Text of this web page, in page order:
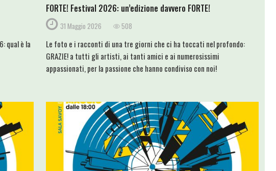
qual è la
FORTE! Festival 2026: un’edizione davvero FORTE!
31 Maggio 2026 508
Le foto e i racconti di una tre giorni che ci ha toccati nel profondo:
GRAZIE! a tutti gli artisti, ai tanti amici e ai numerosissimi
appassionati, per la passione che hanno condiviso con noi!